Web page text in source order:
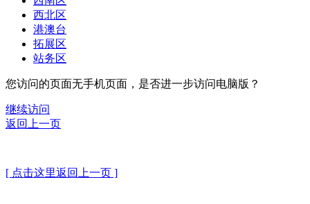
西北区
港澳台
拓展区
站务区
您访问的页面无手机页面，是否进一步访问电脑版？
继续访问
返回上一页
[ 点击这里返回上一页 ]